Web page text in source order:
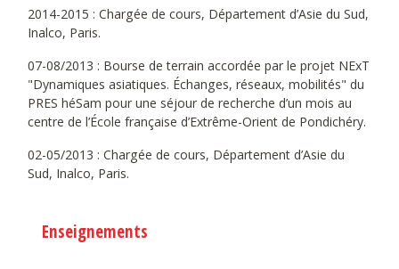
2014-2015 : Chargée de cours, Département d’Asie du Sud,
Inalco, Paris.
07-08/2013 : Bourse de terrain accordée par le projet NExT
"Dynamiques asiatiques. Échanges, réseaux, mobilités" du
PRES héSam pour une séjour de recherche d’un mois au
centre de l’École française d’Extrême-Orient de Pondichéry.
02-05/2013 : Chargée de cours, Département d’Asie du
Sud, Inalco, Paris.
Enseignements